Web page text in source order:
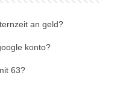
an geld?
konto?
63?